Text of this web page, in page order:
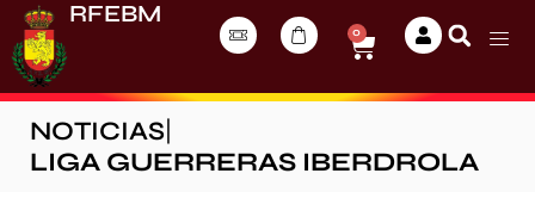
RFEBM
0
NOTICIAS
LIGA GUERRERAS IBERDROLA